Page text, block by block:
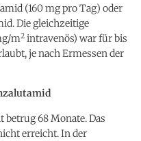
(160 mg pro Tag) oder
Die gleichzeitige
m2 intravenös) war für bis
je nach Ermessen der
betrug 68 Monate. Das
erreicht. In der